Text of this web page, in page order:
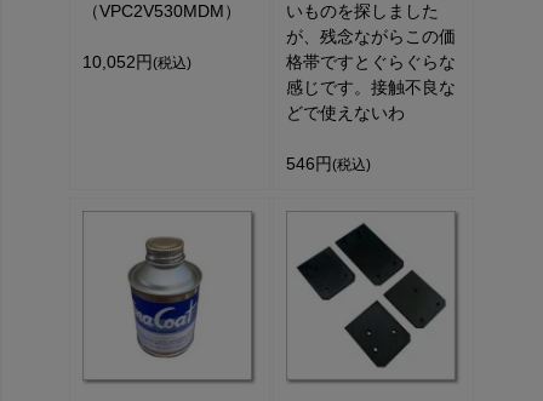
（VPC2V530MDM）
10,052円 (税込)
いものを探しました
が、残念ながらこの価
格帯ですとぐらぐらな
感じです。接触不良な
どで使えないわ
546円 (税込)